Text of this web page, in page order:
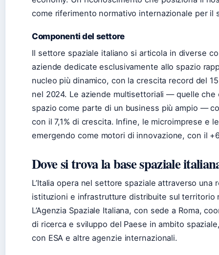
come riferimento normativo internazionale per il
Componenti del settore
Il settore spaziale italiano si articola in diverse
aziende dedicate esclusivamente allo spazio
nucleo più dinamico, con la crescita record del
nel 2024. Le aziende multisettoriali — quelle che
spazio come parte di un business più ampio —
con il 7,1% di crescita. Infine, le microimprese e
emergendo come motori di innovazione, con il
Dove si trova la base spaziale
L’Italia opera nel settore spaziale attraverso una
istituzioni e infrastrutture distribuite sul territorio
L’Agenzia Spaziale Italiana, con sede a Roma,
di ricerca e sviluppo del Paese in ambito
con ESA e altre agenzie internazionali.